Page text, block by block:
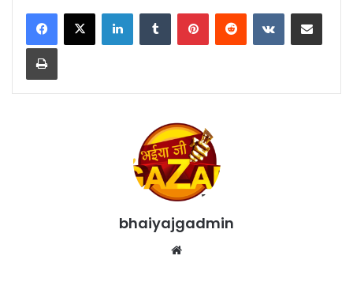
LinkedInTumblr PinterestReddit VKontakteShare via Email
Print
bhaiyajgadmin